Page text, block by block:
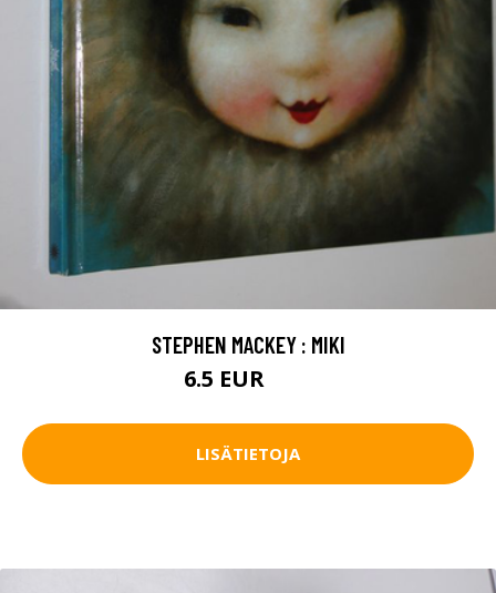
STEPHEN MACKEY : MIKI
6.5 EUR
LISÄTIETOJA